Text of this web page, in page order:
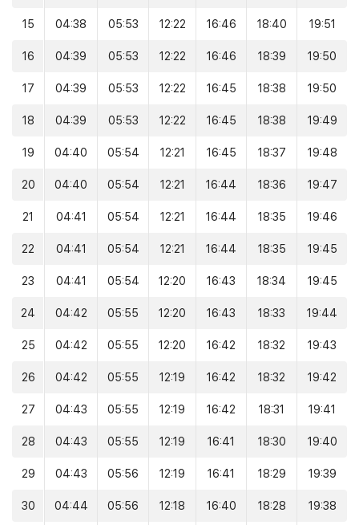
15 04:38 05:53 12:22 16:46 18:40 19:51
16 04:39 05:53 12:22 16:46 18:39 19:50
17 04:39 05:53 12:22 16:45 18:38 19:50
18 04:39 05:53 12:22 16:45 18:38 19:49
19 04:40 05:54 12:21 16:45 18:37 19:48
20 04:40 05:54 12:21 16:44 18:36 19:47
21 04:41 05:54 12:21 16:44 18:35 19:46
22 04:41 05:54 12:21 16:44 18:35 19:45
23 04:41 05:54 12:20 16:43 18:34 19:45
24 04:42 05:55 12:20 16:43 18:33 19:44
25 04:42 05:55 12:20 16:42 18:32 19:43
26 04:42 05:55 12:19 16:42 18:32 19:42
27 04:43 05:55 12:19 16:42 18:31 19:41
28 04:43 05:55 12:19 16:41 18:30 19:40
29 04:43 05:56 12:19 16:41 18:29 19:39
30 04:44 05:56 12:18 16:40 18:28 19:38